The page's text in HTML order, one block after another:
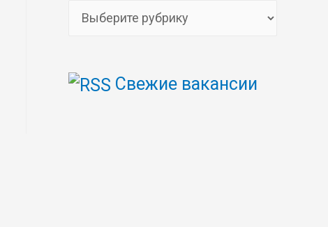
е
Свежие вакансии